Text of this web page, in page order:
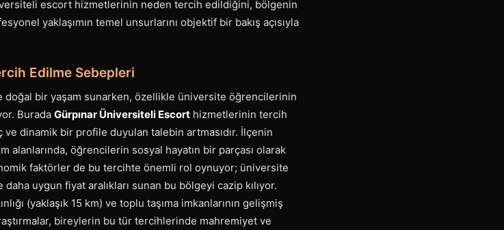
escort hizmetlerinin neden tercih edildiğini, bölgenin
yaklaşımın temel unsurlarını objektif bir bakış açısıyla
Edilme Sebepleri
doğal bir yaşam sunarken, özellikle üniversite öğrencilerinin
Burada Gürpınar Üniversiteli Escort hizmetlerinin tercih
dinamik bir profile duyulan talebin artmasıdır. İlçenin
alanlarında, öğrencilerin sosyal hayatın bir parçası olarak
faktörler de bu tercihte önemli rol oynuyor; üniversite
uygun fiyat aralıkları sunan bu bölgeyi cazip kılıyor.
(yaklaşık 15 km) ve toplu taşıma imkanlarının gelişmiş
bireylerin bu tür tercihlerinde mahremiyet ve